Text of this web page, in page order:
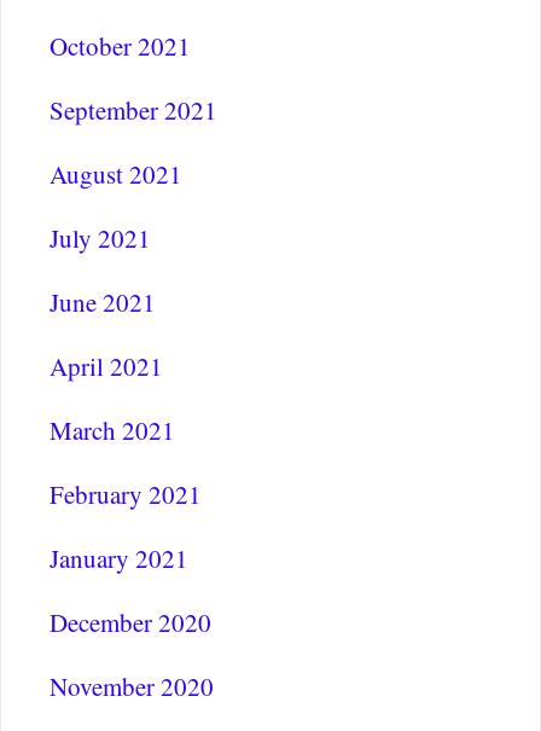
October 2021
September 2021
August 2021
July 2021
June 2021
April 2021
March 2021
February 2021
January 2021
December 2020
November 2020